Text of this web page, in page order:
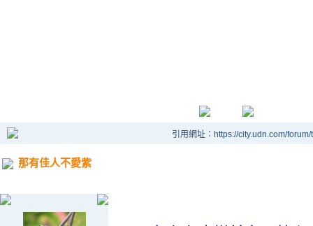
引用網址：https://city.udn.com/
那有佳人不愛紫